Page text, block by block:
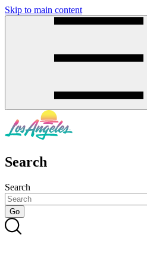
Skip to main content
Search
Search